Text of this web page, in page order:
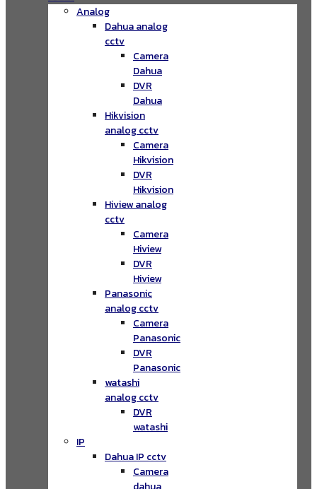
Analog
Dahua analog
cctv
Camera
Dahua
DVR
Dahua
Hikvision
analog cctv
Camera
Hikvision
DVR
Hikvision
Hiview analog
cctv
Camera
Hiview
DVR
Hiview
Panasonic
analog cctv
Camera
Panasonic
DVR
Panasonic
watashi
analog cctv
DVR
watashi
IP
Dahua IP cctv
Camera